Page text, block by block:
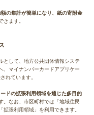
の集計が簡単になり、紙の寄附金
きます。
として、地方公共団体情報システ
、マイナンバーカードアプリケー
れています。
ドの拡張利用領域を通じた多目的
。なお、市区町村では「地域住民
張利用領域」を利用できます。